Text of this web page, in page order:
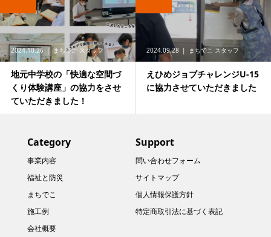
2024.10.26 まちでこ スタッフ
地元中学校の「快適な空間づ
くり体験講座」の協力をさせ
ていただきました！
2024.09.28 まちでこ スタッフ
えひめジョブチャレンジU-15
に協力させていただきました
Category
事業内容
福祉と防災
まちでこ
施工例
会社概要
Support
問い合わせフォーム
サイトマップ
個人情報保護方針
特定商取引法に基づく表記